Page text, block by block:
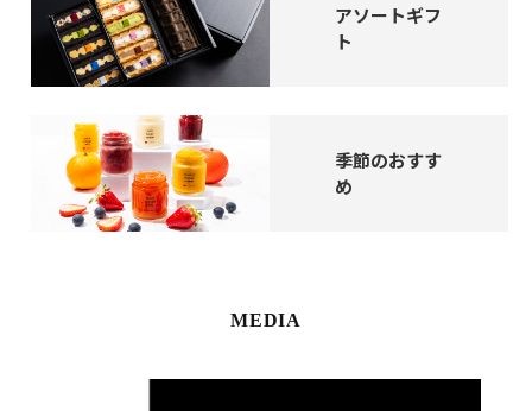
アソートギフ
ト
季節のおすす
め
MEDIA